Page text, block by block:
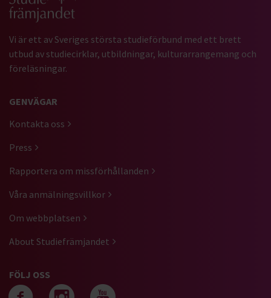
Vi är ett av Sveriges största studieförbund med ett brett
utbud av studiecirklar, utbildningar, kulturarrangemang och
föreläsningar.
GENVÄGAR
Kontakta oss
Press
Rapportera om missförhållanden
Våra anmälningsvillkor
Om webbplatsen
About Studiefrämjandet
FÖLJ OSS